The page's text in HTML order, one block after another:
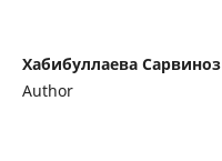
Хабибуллаева Сарвиноз
Author